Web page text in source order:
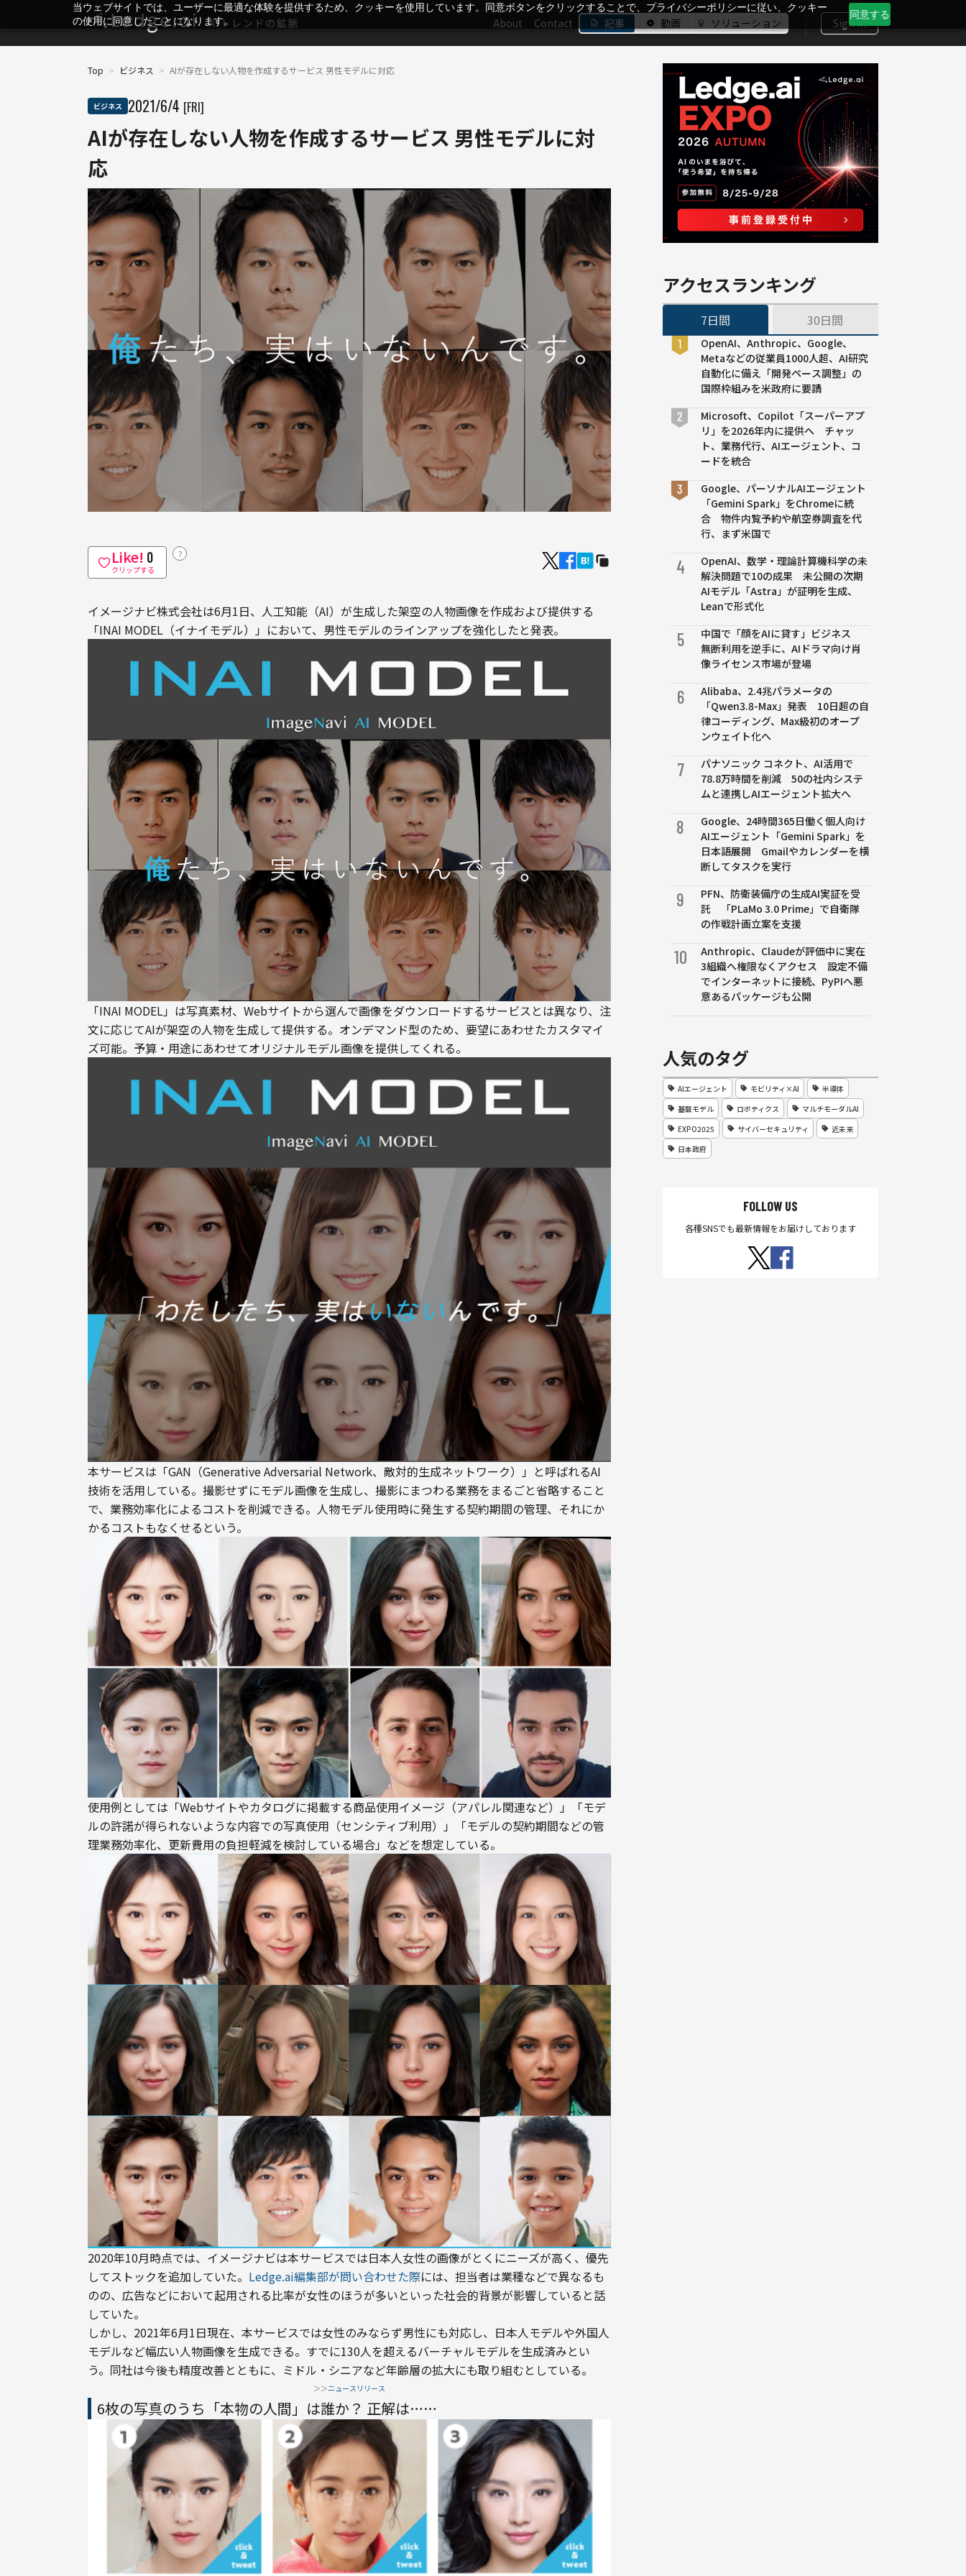
当ウェブサイトでは、ユーザーに最適な体験を提供するため、クッキーを使用しています。同意ボタンをクリックすることで、プライバシーポリシーに従い、クッキー
の使用に同意したことになります。
同意する
About Contact 記事 動画 ソリューション Sign In
Top > ビジネス > AIが存在しない人物を作成するサービス 男性モデルに対応
ビジネス 2021/6/4 [FRI]
AIが存在しない人物を作成するサービス 男性モデルに対
応
Like! 0
クリップする
？
イメージナビ株式会社は6月1日、人工知能（AI）が生成した架空の人物画像を作成および提供する
「INAI MODEL（イナイモデル）」において、男性モデルのラインアップを強化したと発表。
「INAI MODEL」は写真素材、Webサイトから選んで画像をダウンロードするサービスとは異なり、注
文に応じてAIが架空の人物を生成して提供する。オンデマンド型のため、要望にあわせたカスタマイ
ズ可能。予算・用途にあわせてオリジナルモデル画像を提供してくれる。
本サービスは「GAN（Generative Adversarial Network、敵対的生成ネットワーク）」と呼ばれるAI
技術を活用している。撮影せずにモデル画像を生成し、撮影にまつわる業務をまるごと省略すること
で、業務効率化によるコストを削減できる。人物モデル使用時に発生する契約期間の管理、それにか
かるコストもなくせるという。
使用例としては「Webサイトやカタログに掲載する商品使用イメージ（アパレル関連など）」「モデ
ルの許諾が得られないような内容での写真使用（センシティブ利用）」「モデルの契約期間などの管
理業務効率化、更新費用の負担軽減を検討している場合」などを想定している。
2020年10月時点では、イメージナビは本サービスでは日本人女性の画像がとくにニーズが高く、優先
してストックを追加していた。 Ledge.ai編集部が問い合わせた際には、担当者は業種などで異なるも
のの、広告などにおいて起用される比率が女性のほうが多いといった社会的背景が影響していると話
していた。
しかし、2021年6月1日現在、本サービスでは女性のみならず男性にも対応し、日本人モデルや外国人
モデルなど幅広い人物画像を生成できる。すでに130人を超えるバーチャルモデルを生成済みとい
う。同社は今後も精度改善とともに、ミドル・シニアなど年齢層の拡大にも取り組むとしている。
＞＞ニュースリリース
6枚の写真のうち「本物の人間」は誰か？ 正解は……
アクセスランキング
7日間 30日間
OpenAI、Anthropic、Google、
Metaなどの従業員1000人超、AI研究
自動化に備え「開発ペース調整」の
国際枠組みを米政府に要請
Microsoft、Copilot「スーパーアプ
リ」を2026年内に提供へ チャッ
ト、業務代行、AIエージェント、コ
ードを統合
Google、パーソナルAIエージェント
「Gemini Spark」をChromeに統
合 物件内覧予約や航空券調査を代
行、まず米国で
4
OpenAI、数学・理論計算機科学の未
解決問題で10の成果 未公開の次期
AIモデル「Astra」が証明を生成、
Leanで形式化
5
中国で「顔をAIに貸す」ビジネス
無断利用を逆手に、AIドラマ向け肖
像ライセンス市場が登場
6
Alibaba、2.4兆パラメータの
「Qwen3.8-Max」発表 10日超の自
律コーディング、Max級初のオープ
ンウェイト化へ
7
パナソニック コネクト、AI活用で
78.8万時間を削減 50の社内システ
ムと連携しAIエージェント拡大へ
8
Google、24時間365日働く個人向け
AIエージェント「Gemini Spark」を
日本語展開 Gmailやカレンダーを横
断してタスクを実行
9
PFN、防衛装備庁の生成AI実証を受
託 「PLaMo 3.0 Prime」で自衛隊
の作戦計画立案を支援
10
Anthropic、Claudeが評価中に実在
3組織へ権限なくアクセス 設定不備
でインターネットに接続、PyPIへ悪
意あるパッケージも公開
人気のタグ
AIエージェント モビリティ×AI
半導体
基盤モデル
ロボティクス
マルチモーダルAI
EXPO2025
サイバーセキュリティ
近未来
日本政府
FOLLOW US
各種SNSでも最新情報をお届けしております